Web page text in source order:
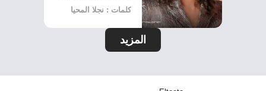
كلمات : نجلا المحيا
المزيد